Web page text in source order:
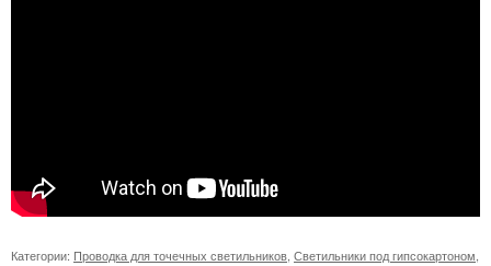
Категории: Проводка для точечных светильников Светильники под гипсокартоном